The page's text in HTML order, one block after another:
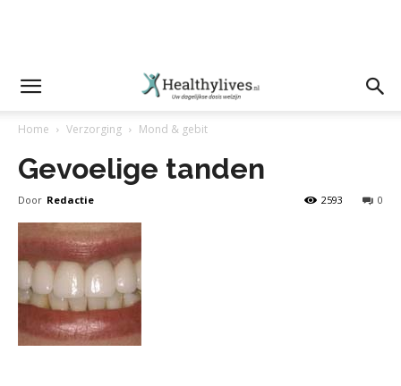
Home Verzorging Mond & gebit
Gevoelige tanden
Door Redactie 0
2593